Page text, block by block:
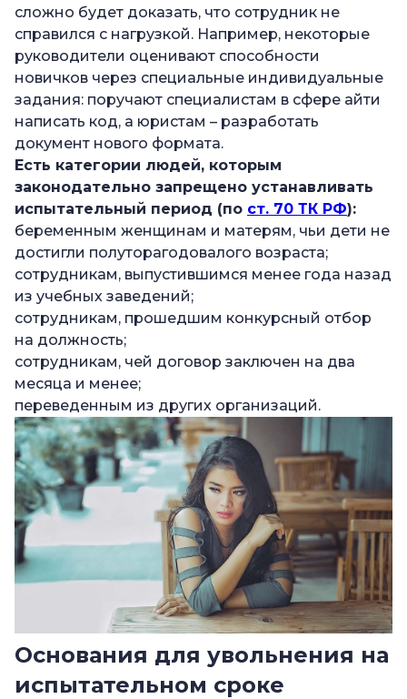
сложно будет доказать, что сотрудник не
справился с нагрузкой. Например, некоторые
руководители оценивают способности
новичков через специальные индивидуальные
задания: поручают специалистам в сфере айти
написать код, а юристам – разработать
документ нового формата.
Есть категории людей, которым
законодательно запрещено устанавливать
испытательный период (по ст. 70 ТК РФ):
беременным женщинам и матерям, чьи дети не
достигли полуторагодовалого возраста;
сотрудникам, выпустившимся менее года назад
из учебных заведений;
сотрудникам, прошедшим конкурсный отбор
на должность;
сотрудникам, чей договор заключен на два
месяца и менее;
переведенным из других организаций.
Основания для увольнения на
испытательном сроке